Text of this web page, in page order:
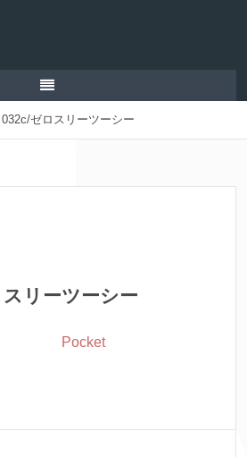
032c/ゼロスリーツーシー
リーツーシー
Pocket